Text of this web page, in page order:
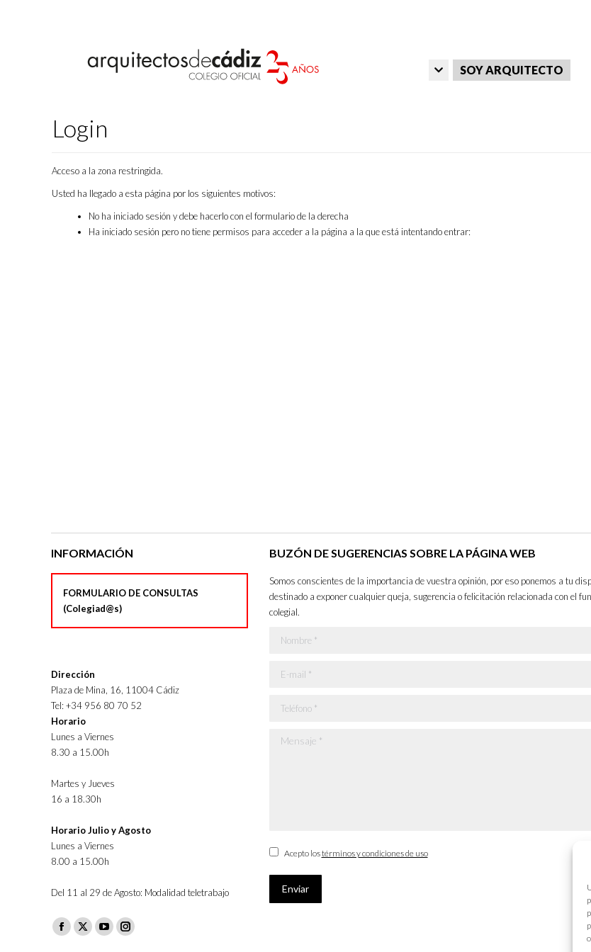
SOY ARQUITECTO
Login
Acceso a la zona restringida.
Usted ha llegado a esta página por los siguientes motivos:
No ha iniciado sesión y debe hacerlo con el formulario de la derecha
Ha iniciado sesión pero no tiene permisos para acceder a la página a la que está intentando entrar:
INFORMACIÓN
FORMULARIO DE CONSULTAS
(Colegiad@s)
Dirección
Plaza de Mina, 16, 11004 Cádiz
Tel: +34 956 80 70 52
Horario
Lunes a Viernes
8.30 a 15.00h
Martes y Jueves
16 a 18.30h
Horario Julio y Agosto
Lunes a Viernes
8.00 a 15.00h
Del 11 al 29 de Agosto: Modalidad teletrabajo
Facebook
X
YouTubeInstagram
BUZÓN DE SUGERENCIAS SOBRE LA PÁGINA WEB
Somos conscientes de la importancia de vuestra opinión, por eso ponemos a tu
destinado a exponer cualquier queja, sugerencia o felicitación relacionada con el
colegial.
Nombre *
E-mail *
Teléfono *
Mensaje *
Acepto lostérminos y condiciones de uso
Enviar